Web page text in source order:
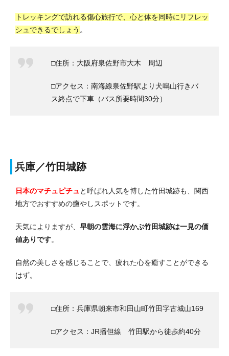
トレッキングで訪れる傷心旅行で、心と体を同時にリフレッ
シュできるでしょう 。
□住所：大阪府泉佐野市大木 周辺
□アクセス：南海線泉佐野駅より犬鳴山行きバ
ス終点で下車（バス所要時間30分）
兵庫／竹田城跡
日本のマチュピチュと呼ばれ人気を博した竹田城跡も、関西
地方でおすすめの癒やしスポットです。
天気によりますが、 早朝の雲海に浮かぶ竹田城跡は一見の価
値ありです。
自然の美しさを感じることで、疲れた心を癒すことができる
はず。
□住所：兵庫県朝来市和田山町竹田字古城山169
□アクセス：JR播但線 竹田駅から徒歩約40分